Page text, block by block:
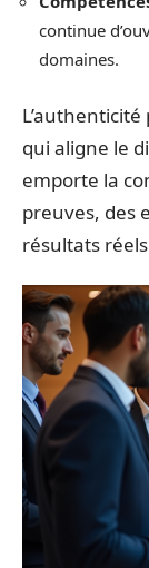
continue
domaines.
qui aligne le
emporte la
preuves, des
résultats